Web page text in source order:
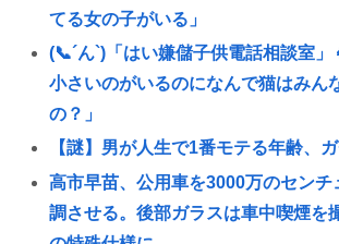
てる女の子がいる」
(📞´ん`)「はい嫌儲子供電話相談室
小さいのがいるのになんで猫はみん
の？」
【謎】男が人生で1番モテる年齢、
高市早苗、公用車を3000万のセンチ
調させる。後部ガラスは車中喫煙を